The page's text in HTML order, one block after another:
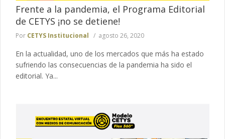
Frente a la pandemia, el Programa Editorial
de CETYS ¡no se detiene!
Por CETYS Institucional agosto 26, 2020
En la actualidad, uno de los mercados que más ha estado
sufriendo las consecuencias de la pandemia ha sido el
editorial. Ya...